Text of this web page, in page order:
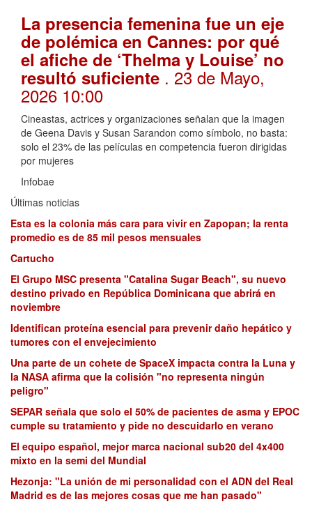
La presencia femenina fue un eje
de polémica en Cannes: por qué
el afiche de ‘Thelma y Louise’ no
resultó suficiente . 23 de Mayo,
2026 10:00
Cineastas, actrices y organizaciones señalan que la imagen
de Geena Davis y Susan Sarandon como símbolo, no basta:
solo el 23% de las películas en competencia fueron dirigidas
por mujeres
Infobae
Últimas noticias
Esta es la colonia más cara para vivir en Zapopan; la renta
promedio es de 85 mil pesos mensuales
Cartucho
El Grupo MSC presenta "Catalina Sugar Beach", su nuevo
destino privado en República Dominicana que abrirá en
noviembre
Identifican proteína esencial para prevenir daño hepático y
tumores con el envejecimiento
Una parte de un cohete de SpaceX impacta contra la Luna y
la NASA afirma que la colisión "no representa ningún
peligro"
SEPAR señala que solo el 50% de pacientes de asma y EPOC
cumple su tratamiento y pide no descuidarlo en verano
El equipo español, mejor marca nacional sub20 del 4x400
mixto en la semi del Mundial
Hezonja: "La unión de mi personalidad con el ADN del Real
Madrid es de las mejores cosas que me han pasado"